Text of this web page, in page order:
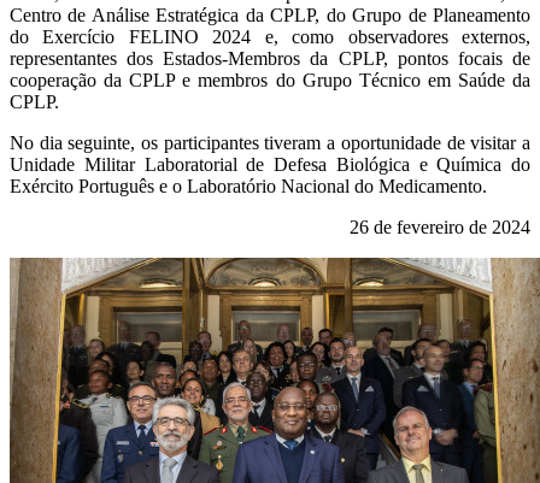
Centro de Análise Estratégica da CPLP, do Grupo de Planeamento
do Exercício FELINO 2024 e, como observadores externos,
representantes dos Estados-Membros da CPLP, pontos focais de
cooperação da CPLP e membros do Grupo Técnico em Saúde da
CPLP.
No dia seguinte, os participantes tiveram a oportunidade de visitar a
Unidade Militar Laboratorial de Defesa Biológica e Química do
Exército Português e o Laboratório Nacional do Medicamento.
26 de fevereiro de 2024